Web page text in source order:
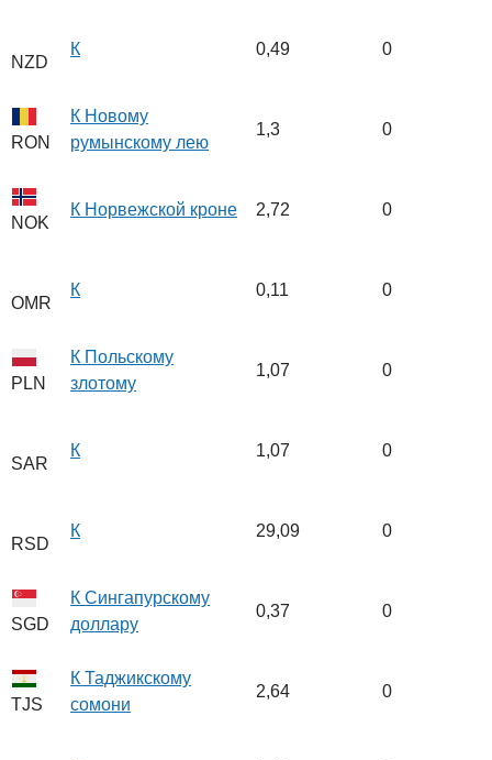
NZD
К 0,49 0
RON
К Новому
румынскому лею
1,3 0
NOK
К Норвежской кроне 2,72 0
OMR
К 0,11 0
PLN
К Польскому
злотому
1,07 0
SAR
К 1,07 0
RSD
К 29,09 0
SGD
К Сингапурскому
доллару
0,37 0
TJS
К Таджикскому
сомони
2,64 0